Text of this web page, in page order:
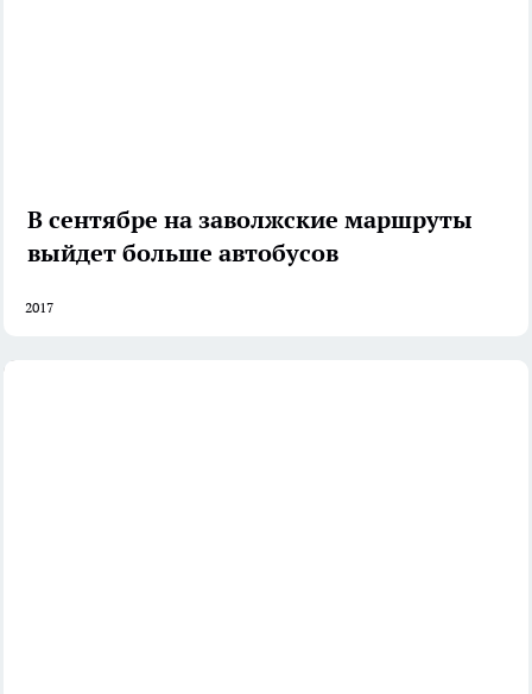
В сентябре на заволжские маршруты
выйдет больше автобусов
2017